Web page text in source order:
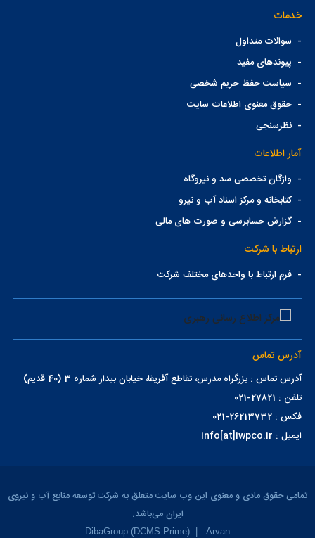
خدمات
- سوالات متداول
- پیوندهای مفید
- سیاست حفظ حریم شخصی
-حقوق معنوی اطلاعات سایت
-نظرسنجی
آمار اطلاعات
- واژگان تخصصی سد و نیروگاه
-کتابخانه و مرکز اسناد آب و نیرو
-گزارش حسابرسی و صورت های مالی
ارتباط با شرکت
-فرم ارتباط با واحدهای مختلف شرکت
آدرس تماس
آدرس تماس : بزرگراه مدرس، تقاطع آفریقا، خیابان بیدار شماره 3 (40 قدیم)
تلفن : 27821-021
فکس : 26213732-021
ایمیل : info[at]iwpco.ir
تمامی حقوق مادی و معنوی این وب سایت متعلق به شرکت توسعه منابع آب و نیروی
ایران می‌باشد.
DibaGroup (DCMS Prime) Arvan